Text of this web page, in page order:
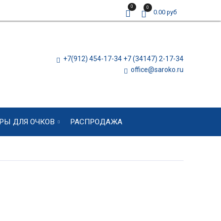
0 0
0.00 руб
+7(912) 454-17-34 +7 (34147) 2-17-34
office@saroko.ru
ДЛЯ ОЧКОВ РАСПРОДАЖА